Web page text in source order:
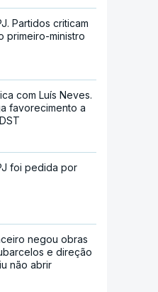
Partidos criticam
primeiro-ministro
com Luís Neves.
favorecimento a
foi pedida por
negou obras
e direção
não abrir